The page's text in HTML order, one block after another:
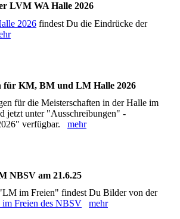
LVM WA Halle 2026
2026 findest Du die Eindrücke der
für KM, BM und LM Halle 2026
für die Meisterschaften in der Halle im
jetzt unter "Ausschreibungen" -
verfügbar. mehr
NBSV am 21.6.25
im Freien" findest Du Bilder von der
Freien des NBSV mehr